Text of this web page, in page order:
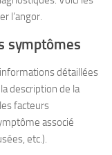
l’angor.
symptômes
détaillées
description de la
facteurs
associé
etc.).